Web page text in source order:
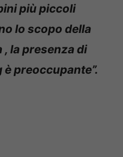
più piccoli
lo scopo della
la presenza di
preoccupante”.